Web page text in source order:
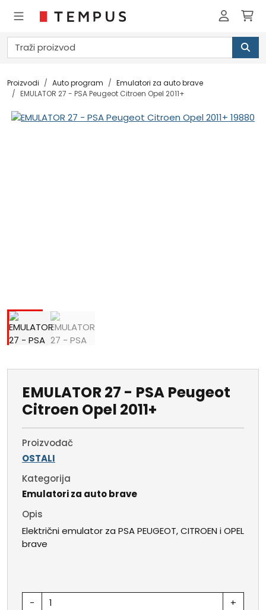
Proizvodi Auto program
Emulatori za auto brave
EMULATOR 27 - PSA Peugeot Citroen Opel 2011+
EMULATOR 27 - PSA Peugeot
Citroen Opel 2011+
Proizvođač
OSTALI
Kategorija
Emulatori za auto brave
Opis
Električni emulator za PSA PEUGEOT, CITROEN i OPEL
brave
- +